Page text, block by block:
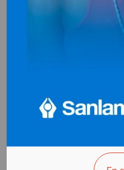
>>> Vous êtes le